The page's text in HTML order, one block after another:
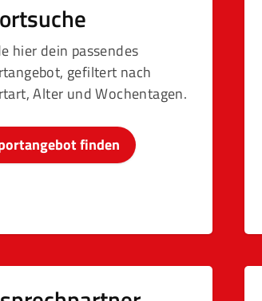
hier dein passendes
gefiltert nach
Alter und Wochentagen.
finden